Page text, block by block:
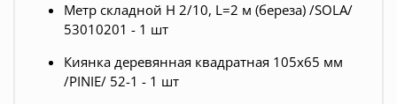
Метр складной H 2/10, L=2 м (береза) /SOLA/
53010201 - 1 шт
Киянка деревянная квадратная 105х65 мм
/PINIE/ 52-1 - 1 шт